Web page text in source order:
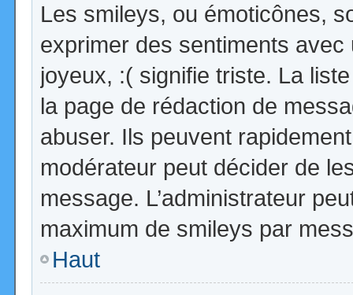
Les smileys, ou émoticônes,
exprimer des sentiments
joyeux, :( signifie triste. La
la page de rédaction de
abuser. Ils peuvent
modérateur peut décider de
message. L’administrateur
maximum de smileys par
Haut